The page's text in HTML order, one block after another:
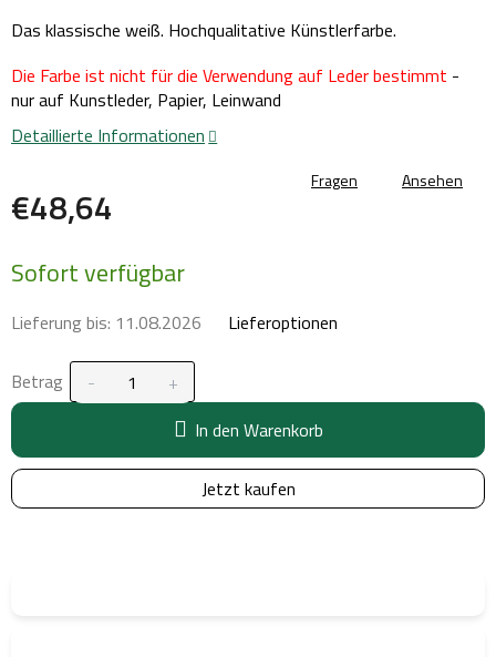
€48,64
Sofort verfügbar
Lieferung bis: 11.08.2026 Lieferoptionen
Betrag
In den Warenkorb
Jetzt kaufen
Das klassische weiß. Hochqualitative Künstlerfarbe.
Die Farbe ist nicht für die Verwendung auf Leder bestimmt -
nur auf Kunstleder, Papier, Leinwand
Detaillierte Informationen
Fragen Ansehen